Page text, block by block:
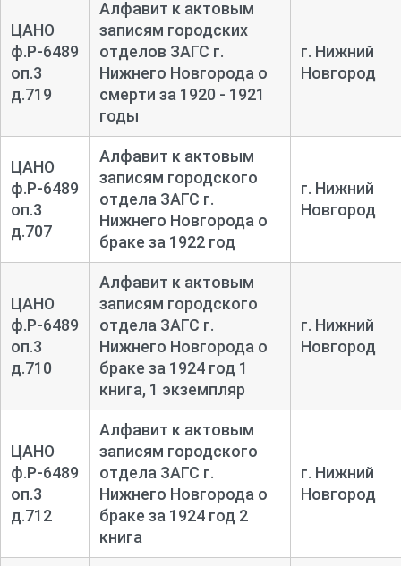
ЦАНО
ф.Р-6489
оп.3
д.719
Алфавит к актовым
записям городских
отделов ЗАГС г.
Нижнего Новгорода о
смерти за 1920 - 1921
годы
г. Нижний
Новгород
ЦАНО
ф.Р-6489
оп.3
д.707
Алфавит к актовым
записям городского
отдела ЗАГС г.
Нижнего Новгорода о
браке за 1922 год
г. Нижний
Новгород
ЦАНО
ф.Р-6489
оп.3
д.710
Алфавит к актовым
записям городского
отдела ЗАГС г.
Нижнего Новгорода о
браке за 1924 год 1
книга, 1 экземпляр
г. Нижний
Новгород
ЦАНО
ф.Р-6489
оп.3
д.712
Алфавит к актовым
записям городского
отдела ЗАГС г.
Нижнего Новгорода о
браке за 1924 год 2
книга
г. Нижний
Новгород